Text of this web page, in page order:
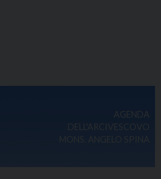
AGENDA
DELL'ARCIVESCOVO
MONS. ANGELO SPINA